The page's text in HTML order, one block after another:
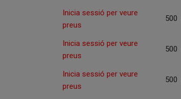
Inicia sessió per veure
preus
500
Inicia sessió per veure
preus
500
Inicia sessió per veure
preus
500